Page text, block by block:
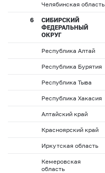
Челябинская область
6
СИБИРСКИЙ
ФЕДЕРАЛЬНЫЙ
ОКРУГ
Республика Алтай
Республика Бурятия
Республика Тыва
Республика Хакасия
Алтайский край
Красноярский край
Иркутская область
Кемеровская
область